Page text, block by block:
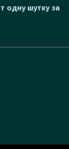
одну шутку за